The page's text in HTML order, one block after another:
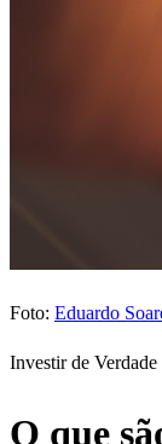
Foto: Eduardo
Investir de Verdade
O que